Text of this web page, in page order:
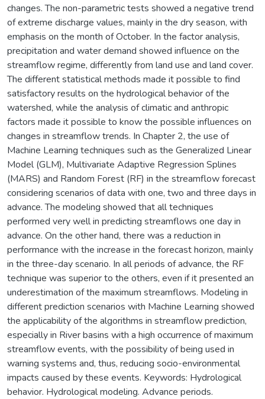
changes. The non-parametric tests showed a negative trend
of extreme discharge values, mainly in the dry season, with
emphasis on the month of October. In the factor analysis,
precipitation and water demand showed influence on the
streamflow regime, differently from land use and land cover.
The different statistical methods made it possible to find
satisfactory results on the hydrological behavior of the
watershed, while the analysis of climatic and anthropic
factors made it possible to know the possible influences on
changes in streamflow trends. In Chapter 2, the use of
Machine Learning techniques such as the Generalized Linear
Model (GLM), Multivariate Adaptive Regression Splines
(MARS) and Random Forest (RF) in the streamflow forecast
considering scenarios of data with one, two and three days in
advance. The modeling showed that all techniques
performed very well in predicting streamflows one day in
advance. On the other hand, there was a reduction in
performance with the increase in the forecast horizon, mainly
in the three-day scenario. In all periods of advance, the RF
technique was superior to the others, even if it presented an
underestimation of the maximum streamflows. Modeling in
different prediction scenarios with Machine Learning showed
the applicability of the algorithms in streamflow prediction,
especially in River basins with a high occurrence of maximum
streamflow events, with the possibility of being used in
warning systems and, thus, reducing socio-environmental
impacts caused by these events. Keywords: Hydrological
behavior. Hydrological modeling. Advance periods.